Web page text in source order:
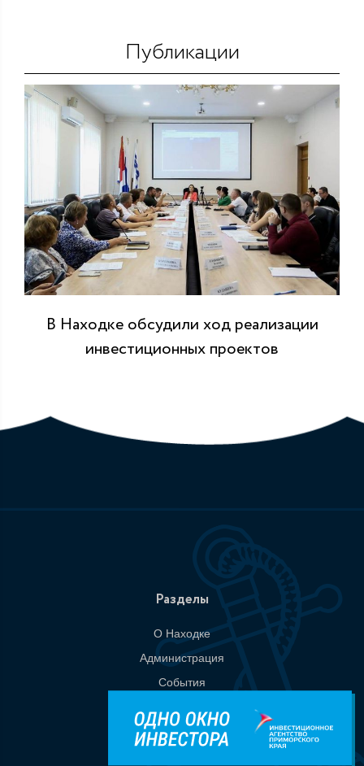
Публикации
В Находке обсудили ход реализации
инвестиционных проектов
Разделы
О Находке
Администрация
События
Национальные проекты